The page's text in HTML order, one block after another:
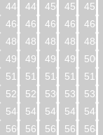
448
449 450 451 452
464
465 466 467 468
480
481 482 483 484
496
497 498 499 500
512
513 514 515 516
528
529 530 531 532
544
545 546 547 548
560
561 562 563 564